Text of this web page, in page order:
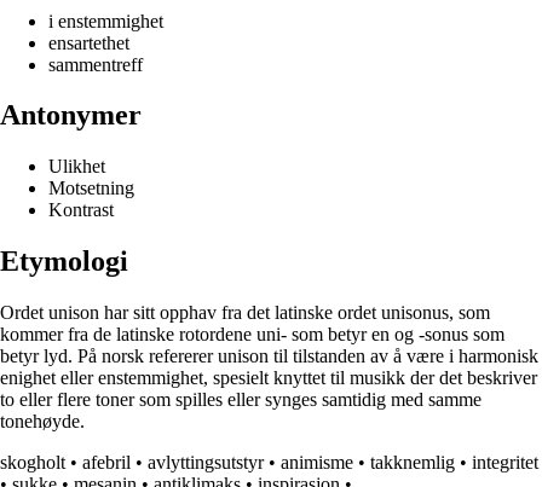
i enstemmighet
ensartethet
sammentreff
Antonymer
Ulikhet
Motsetning
Kontrast
Etymologi
Ordet unison har sitt opphav fra det latinske ordet unisonus, som
kommer fra de latinske rotordene uni- som betyr en og -sonus som
betyr lyd. På norsk refererer unison til tilstanden av å være i harmonisk
enighet eller enstemmighet, spesielt knyttet til musikk der det beskriver
to eller flere toner som spilles eller synges samtidig med samme
tonehøyde.
skogholt • afebril • avlyttingsutstyr• animisme • takknemlig • integritet